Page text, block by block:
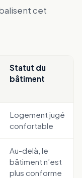
cet
Statut du
bâtiment
Logement jugé
confortable
Au-delà, le
bâtiment n’est
plus conforme